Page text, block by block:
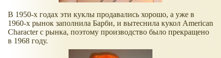
В 1950-х годах эти куклы продавались хорошо, а уже в
1960-х рынок заполнила Барби, и вытеснила кукол American
Character с рынка, поэтому производство было прекращено
в 1968 году.